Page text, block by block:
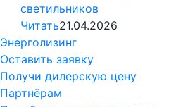
светильников
Читать21.04.2026
Энерголизинг
Оставить заявку
Получи дилерскую цену
Партнёрам